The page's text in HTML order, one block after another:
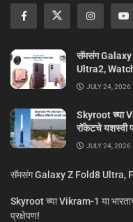
सॅमसंग
Ultra2,
JULY 24, 2026
Skyroot च्या
रॉकेटचे यशस्वी
JULY 24, 2026
सॅमसंग Galaxy Z Fold8 Ultra,
Skyroot च्या Vikram-1 या
प्रक्षेपण!